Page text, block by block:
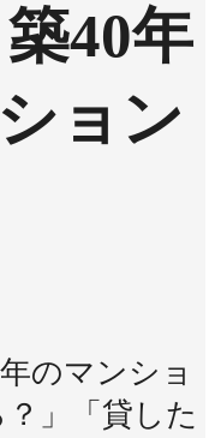
築40年
ョン
のマンショ
」「貸した